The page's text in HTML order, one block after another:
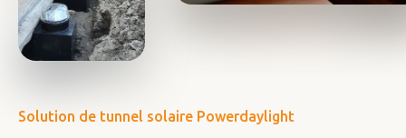
Solution de tunnel solaire Powerdaylight